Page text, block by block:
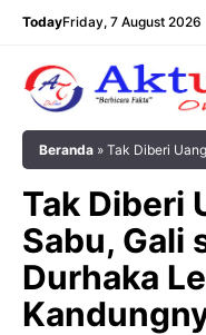
Langsung
TodayFriday, 7 August 2026
Beranda » Tak Diberi
Tak Diberi
Sabu, Gali
Durhaka